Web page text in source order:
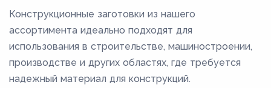
Конструкционные заготовки из нашего
ассортимента идеально подходят для
использования в строительстве, машиностроении,
производстве и других областях, где требуется
надежный материал для конструкций.